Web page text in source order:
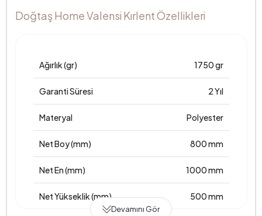
Doğtaş Home Valensi Kırlent Özellikleri
Ağırlık (gr) 1750 gr
Garanti Süresi 2 Yıl
Materyal Polyester
Net Boy (mm) 800 mm
Net En (mm) 1000 mm
Net Yükseklik (mm) 500 mm
Devamını Gör